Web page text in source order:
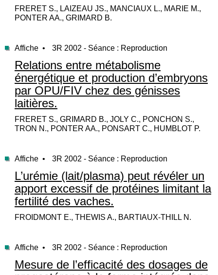
FRERET S., LAIZEAU JS., MANCIAUX L., MARIE M.,
PONTER AA., GRIMARD B.
Affiche • 3R 2002 - Séance : Reproduction
Relations entre métabolisme
énergétique et production d’embryons
par OPU/FIV chez des génisses
laitières.
FRERET S., GRIMARD B., JOLY C., PONCHON S.,
TRON N., PONTER AA., PONSART C., HUMBLOT P.
Affiche • 3R 2002 - Séance : Reproduction
L’urémie (lait/plasma) peut révéler un
apport excessif de protéines limitant la
fertilité des vaches.
FROIDMONT E., THEWIS A., BARTIAUX-THILL N.
Affiche • 3R 2002 - Séance : Reproduction
Mesure de l’efficacité des dosages de